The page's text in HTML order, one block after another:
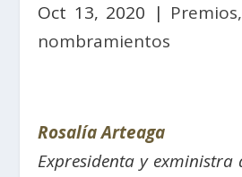
Oct 13, 2020 |
nombramientos
Rosalía Arteaga
Expresidenta y exministra